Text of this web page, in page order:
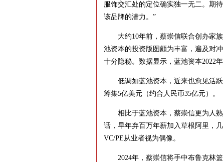
服饰交汇处的定位确实独一无二。期
该品牌的潜力。”
大约10年前，蔡崇信联合创办家
池资本的投资版图颇为丰富，遍及对
十分隐秘。数据显示，蓝池资本2022
低调如蓝池资本，近来也愈见活跃
筹集5亿美元（约合人民币35亿元）。
相比于蓝池资本，蔡崇信更为人熟
话，早年弃百万年薪加入草根阿里，
VC/PE从业者视为偶像。
2024年，蔡崇信将手中布鲁克林篮